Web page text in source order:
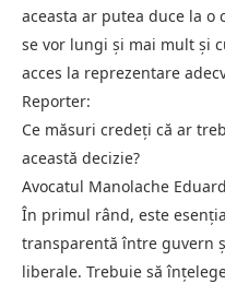
aceasta ar putea duce la o
se vor lungi și mai mult și
acces la reprezentare
Reporter:
Ce măsuri credeți că ar
această decizie?
Avocatul Manolache
În primul rând, este
transparentă între guvern
liberale. Trebuie să